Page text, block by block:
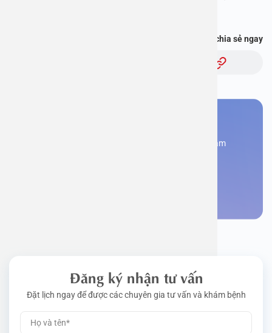
Bạn thấy thông tin này hữu ích, chia sẻ ngay
Đăng kí ngay để được các chuyên gia tư vấn và khám
Đăng ký nhận tư vấn
Đặt lịch ngay để được các chuyên gia tư vấn và khám bệnh